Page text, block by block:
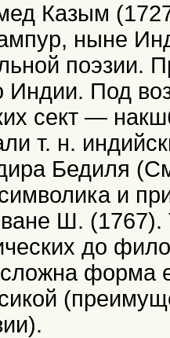
Казым
ныне
поэзии.
Индии. Под
сект —
т. н.
Бедиля
и
Ш.
до
форма